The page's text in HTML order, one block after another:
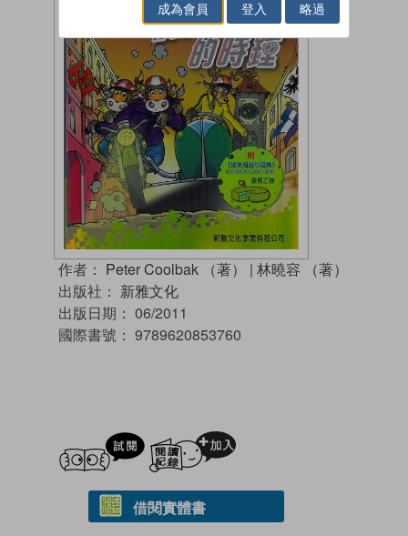
作者： Peter Coolbak （著） | 林曉容 （著）
出版社： 新雅文化
出版日期： 06/2011
國際書號： 9789620853760
試閲
借閱實體書
成為會員 登入 略過